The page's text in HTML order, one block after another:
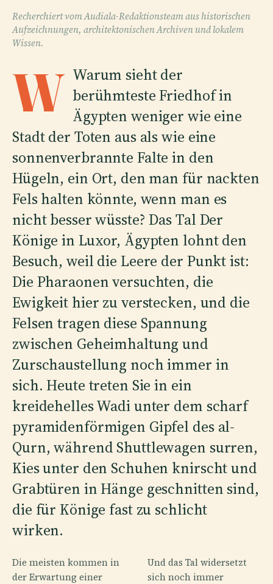
Recherchiert vom Audiala-Redaktionsteam aus historischen
Aufzeichnungen, architektonischen Archiven und lokalem
Wissen.
W Warum sieht der
berühmteste Friedhof in
Ägypten weniger wie eine
Stadt der Toten aus als wie eine
sonnenverbrannte Falte in den
Hügeln, ein Ort, den man für nackten
Fels halten könnte, wenn man es
nicht besser wüsste? Das Tal Der
Könige in Luxor, Ägypten lohnt den
Besuch, weil die Leere der Punkt ist:
Die Pharaonen versuchten, die
Ewigkeit hier zu verstecken, und die
Felsen tragen diese Spannung
zwischen Geheimhaltung und
Zurschaustellung noch immer in
sich. Heute treten Sie in ein
kreidehelles Wadi unter dem scharf
pyramidenförmigen Gipfel des al-
Qurn, während Shuttlewagen surren,
Kies unter den Schuhen knirscht und
Grabtüren in Hänge geschnitten sind,
die für Könige fast zu schlicht
wirken.
Die meisten kommen in
der Erwartung einer
Und das Tal widersetzt
sich noch immer